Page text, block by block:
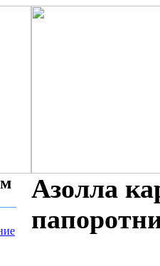
Азолла